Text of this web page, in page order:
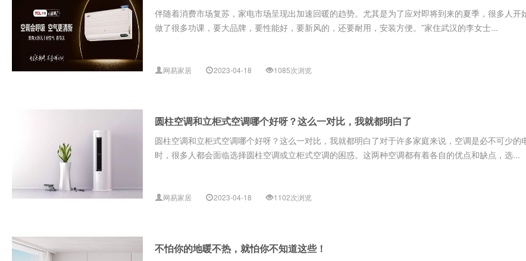
伴随着消费市场复苏，家电市场呈现出加速回暖的趋势。尤其是为了应对即将到来的夏季，很多人开
做了很多功课，要大品牌，要性能好，要新风的，还要耐用，安装方便。”家住武汉的李女士...
网易家居 2023-04-18 1085次浏览
圆柱空调和立柜式空调哪个好呀？这么一对比，我就都明白了
圆柱空调和立柜式空调哪个好呀？这么一对比，我就都明白了对于许多家庭来说，空调是必不可少的
时，很多人都会面临选择圆柱空调或立柜式空调的困惑。这两种空调都有着各自的优点和缺点，选...
网易家居 2023-04-18 1102次浏览
不怕你的地暖不热，就怕你不知道这些！